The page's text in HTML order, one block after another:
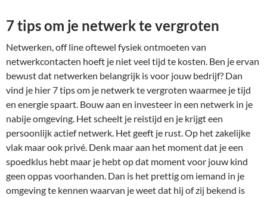
7 tips om je netwerk te vergroten
Netwerken, off line oftewel fysiek ontmoeten van
netwerkcontacten hoeft je niet veel tijd te kosten. Ben je ervan
bewust dat netwerken belangrijk is voor jouw bedrijf? Dan
vind je hier 7 tips om je netwerk te vergroten waarmee je tijd
en energie spaart. Bouw aan en investeer in een netwerk in je
nabije omgeving. Het scheelt je reistijd en je krijgt een
persoonlijk actief netwerk. Het geeft je rust. Op het zakelijke
vlak maar ook privé. Denk maar aan het moment dat je een
spoedklus hebt maar je hebt op dat moment voor jouw kind
geen oppas voorhanden. Dan is het prettig om iemand in je
omgeving te kennen waarvan je weet dat hij of zij bekend is